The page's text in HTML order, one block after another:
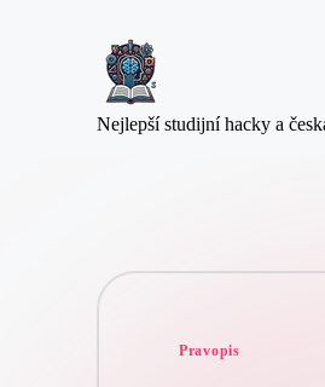
D
c
Nejlepší studijní hacky a
Posted
Pravopis